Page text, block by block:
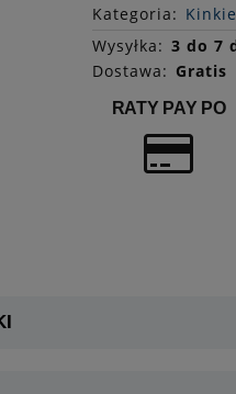
Kategoria:
Wysyłka: 3 do 7
Dostawa: Gratis
RATY PAY PO